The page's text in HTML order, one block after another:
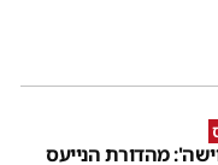
מהדורת הנייעס